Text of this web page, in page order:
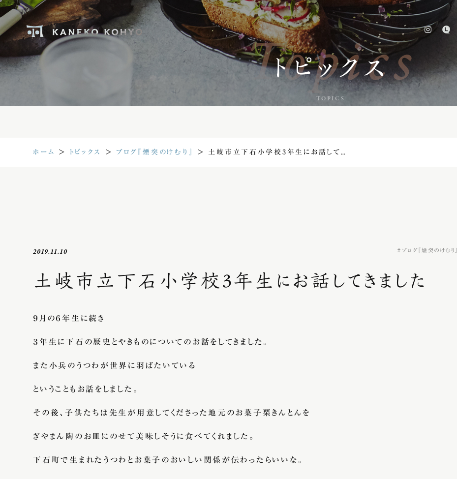
Topics
トピックス
TOPICS
ホーム ＞ トピックス ＞ ブログ『煙突のけむり』 ＞ 土岐市立下石小学校3年生にお話してきました
2019.11.10 ブログ『煙突のけむり』
土岐市立下石小学校3年生にお話してきました
９月の６年生に続き
３年生に下石の歴史とやきものについてのお話をしてきました。
また小兵のうつわが世界に羽ばたいている
ということもお話をしました。
その後、子供たちは先生が用意してくださった地元のお菓子栗きんとんを
ぎやまん陶のお皿にのせて美味しそうに食べてくれました。
下石町で生まれたうつわとお菓子のおいしい関係が伝わったらいいな。